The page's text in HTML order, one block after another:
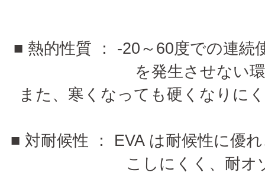
■ 熱的性質 ： -20～60度での連
を発生させない
また、寒くなっても硬くなりに
■ 対耐候性 ： EVA は耐候性に優
こしにくく、耐オ